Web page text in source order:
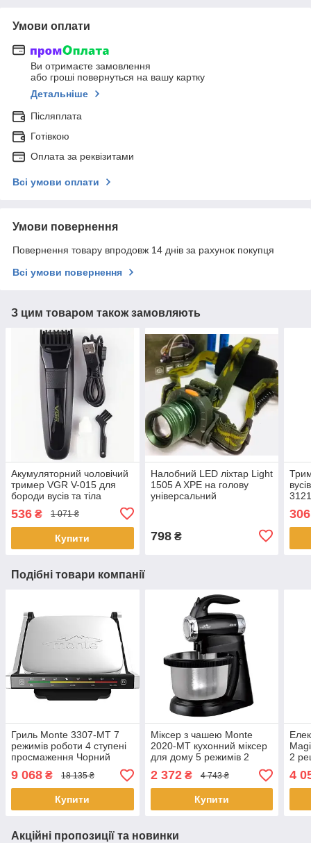
Умови оплати
Ви отримаєте замовлення
або гроші повернуться на вашу картку
Детальніше
Післяплата
Готівкою
Оплата за реквізитами
Всі умови оплати
Умови повернення
Повернення товару впродовж 14 днів за рахунок покупця
Всі умови повернення
З цим товаром також замовляють
Акумуляторний чоловічий
тример VGR V-015 для
бороди вусів та тіла
536 ₴ 1 071 ₴
Купити
Налобний LED ліхтар Light
1505 A XPE на голову
універсальний
798₴
306
Подібні товари компанії
Гриль Monte 3307-MT 7
режимів роботи 4 ступені
просмаження Чорний
2000 Вт
9 068 ₴ 18 135 ₴
Купити
Міксер з чашею Monte
2020-MT кухонний міксер
для дому 5 режимів 2
насадки Чорний 400 Вт
2 372₴ 4 743 ₴
Купити
2
4
Акційні пропозиції та новинки